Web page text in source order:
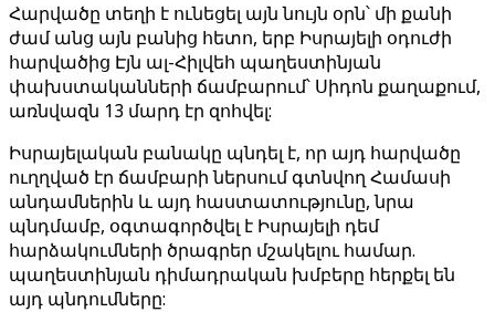
Հարվածը տեղի է ունեցել այն նույն օրն՝ մի քանի
ժամ անց այն բանից հետո, երբ Իսրայելի օդուժի
հարվածից Էյն ալ-Հիլվեհ պաղեստինյան
փախստականների ճամբարում՝ Սիդոն քաղաքում,
առնվազն 13 մարդ էր զոհվել:
Իսրայելական բանակը պնդել է, որ այդ հարվածը
ուղղված էր ճամբարի ներսում գտնվող Համասի
անդամներին և այդ հաստատությունը, նրա
պնդմամբ, օգտագործվել է Իսրայելի դեմ
հարձակումների ծրագրեր մշակելու համար.
պաղեստինյան դիմադրական խմբերը հերքել են
այդ պնդումները: